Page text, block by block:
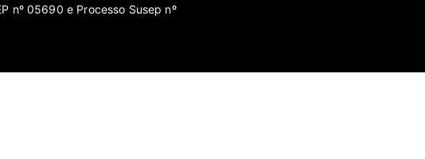
nº 05690 e Processo Susep nº